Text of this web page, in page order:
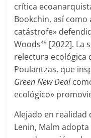
crítica
Bookchin, así
catástrofe»
Woods49 [2022]. La
relectura ecológica
Poulantzas, que
Green New Deal
ecológico»
Alejado en
Lenin, Malm